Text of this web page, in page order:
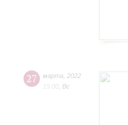
27 марта
2022
15:00 Вс